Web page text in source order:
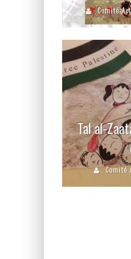
Comité
Tal al-
Comité